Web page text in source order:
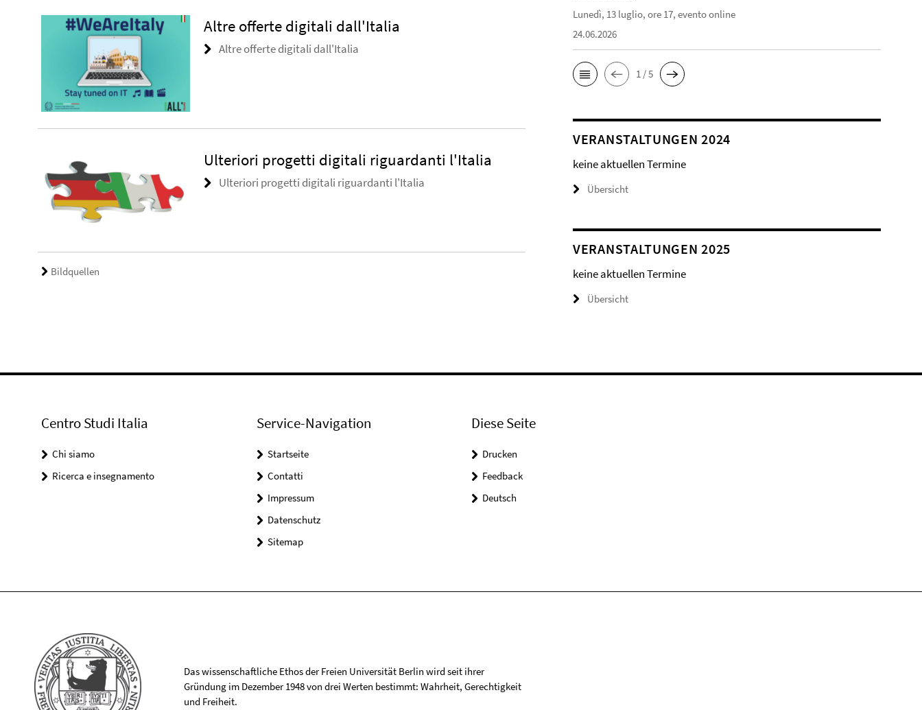
Altre offerte digitali dall'Italia
Altre offerte digitali dall'Italia
Ulteriori progetti digitali riguardanti l'Italia
Ulteriori progetti digitali riguardanti l'Italia
Bildquellen
Lunedì, 13 luglio, ore 17, evento online
24.06.2026
1 / 5
VERANSTALTUNGEN 2024
keine aktuellen Termine
Übersicht
VERANSTALTUNGEN 2025
keine aktuellen Termine
Übersicht
Centro Studi Italia
Chi siamo
Ricerca e insegnamento
Service-Navigation
Startseite
Contatti
Impressum
Datenschutz
Sitemap
Diese Seite
Drucken
Feedback
Deutsch
Das wissenschaftliche Ethos der Freien Universität Berlin wird seit ihrer
Gründung im Dezember 1948 von drei Werten bestimmt: Wahrheit, Gerechtigkeit
und Freiheit.